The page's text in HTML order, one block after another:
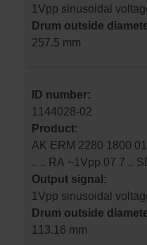
1Vpp sinusoidal
Drum outside
257.5 mm
ID number:
1144028-02
Product:
AK ERM 2280 1800 01 -03 R 1.00 01 17 67 01
.. .. RA ~1Vpp 07 7 ..
Output signal:
1Vpp sinusoidal
Drum outside
113.16 mm